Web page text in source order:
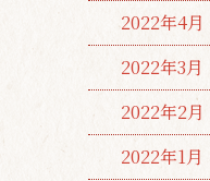
2022年4月
2022年3月
2022年2月
2022年1月